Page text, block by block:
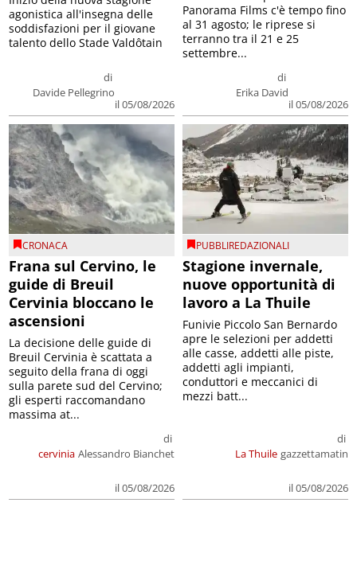
di
Davide Pellegrino
il 05/08/2026
agonistica all'insegna delle
soddisfazioni per il giovane
talento dello Stade Valdôtain
di
Erika David
il 05/08/2026
Panorama Films c'è tempo fino
al 31 agosto; le riprese si
terranno tra il 21 e 25
settembre...
CRONACA
Frana sul Cervino, le
guide di Breuil
Cervinia bloccano le
ascensioni
cervinia
di
Alessandro Bianchet
il 05/08/2026
La decisione delle guide di
Breuil Cervinia è scattata a
seguito della frana di oggi
sulla parete sud del Cervino;
gli esperti raccomandano
massima at...
PUBBLIREDAZIONALI
Stagione invernale,
nuove opportunità di
lavoro a La Thuile
La Thuile
di
gazzettamatin
il 05/08/2026
Funivie Piccolo San Bernardo
apre le selezioni per addetti
alle casse, addetti alle piste,
addetti agli impianti,
conduttori e meccanici di
mezzi batt...